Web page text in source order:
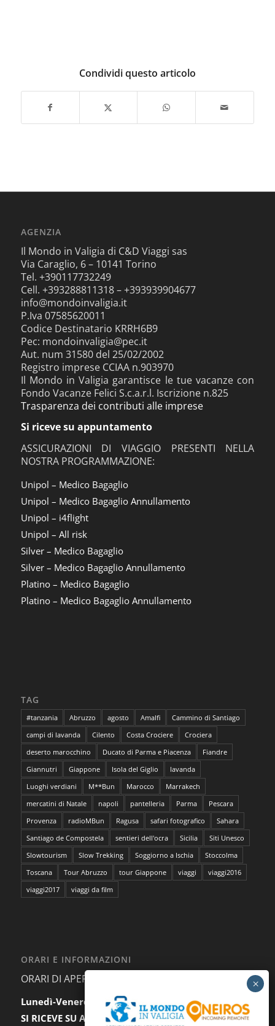
Condividi questo articolo
AGENZIA
Il Mondo in Valigia di C&D Viaggi sas
Via Caraglio, 6 – 10141 Torino
Tel. +390117732249
Cell. +393288811318 – +393939904677
info@mondoinvaligia.it
P.Iva 07585620011
Codice Destinatario KRRH6B9
Pec: mondoinvaligia@pec.it
Aut. num 31580 del 25/02/2002
Registro imprese CCIAA n.903970
Il Mondo in Valigia garantisce le tue vacanze con
Fondo Vacanze Felici S.c.a.r.l. Iscrizione n.825
Trasparenza dei contributi alle imprese
Si riceve su appuntamento
ASSICURAZIONI DI VIAGGIO PRESENTI NELLA
NOSTRA PROGRAMMAZIONE:
Unipol – Medico Bagaglio
Unipol – Medico Bagaglio Annullamento
Unipol – i4flight
Unipol – All risk
Silver – Medico Bagaglio
Silver – Medico Bagaglio Annullamento
Platino – Medico Bagaglio
Platino – Medico Bagaglio Annullamento
TAG
#tanzania Abruzzo agosto Amalfi
Cammino di Santiago
campi di lavanda
Cilento Costa Crociere
Crociera
deserto marocchino
Ducato di Parma e Piacenza
Fiandre
Giannutri
Giappone Isola del Giglio
lavanda
Luoghi verdiani
M**Bun Marocco
Marrakech
mercatini di Natale
napoli pantelleria Parma
Pescara
Provenza
radioMBun Ragusa safari fotografico
Sahara
Santiago de Compostela
sentieri dell'ocra Sicilia
Siti Unesco
Slowtourism
Slow Trekking Soggiorno a Ischia
Stoccolma
Toscana
Tour Abruzzo tour Giappone viaggi
viaggi2016
viaggi2017
viaggi da film
ORARI E INFORMAZIONI
ORARI DI APERTURA AL PUBBLICO:
Lunedì-Venerdì:
9.30-12.30 / 15.00-18.00
SI RICEVE SU APPUNTAMENTO